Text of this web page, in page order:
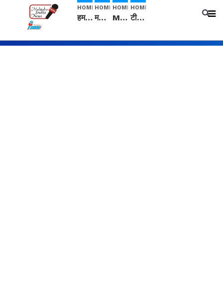
HOME
हम सनातनी..." सांसद kangana Ranaut से क्या बोली लड़की? Viral Jantar-Mantar | CJP protest
HOME
मनीषा हत्याकांड: हत्या, आत्महत्या या कोई बड़ा राज? | Full Story | Josh Haryana
HOME
Mangalsutra: हिंदू धर्म में शादी के बाद मंगलसूत्र क्यों पहनती है महिलाएं, किसने शुरु की ये परंपरा
HOME
टीम बीकेई ने एग्रीकल्चर ग्रेड की यूरिया खाद गट्टों में बदलकर टेक्निकल ग्रेड में बेचने वालों पर करवाई कार्रवाई: लखविंदर सिंह औलख